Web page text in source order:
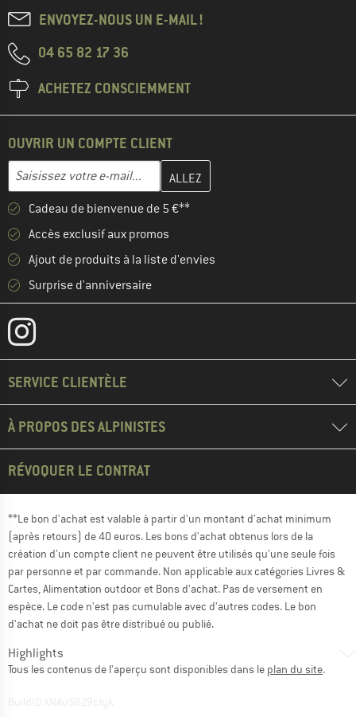
ENVOYEZ-NOUS UN E-MAIL !
04 65 82 17 36
ACHETEZ CONSCIEMMENT
OUVRIR UN COMPTE CLIENT
Adresse e-mail
Entrez votre adresse e-mail ici et créez votre compte client à la
Cadeau de bienvenue de 5 €**
Accès exclusif aux promos
Ajout de produits à la liste d'envies
Surprise d'anniversaire
SERVICE CLIENTÈLE
À PROPOS DES ALPINISTES
RÉVOQUER LE CONTRAT
**Le bon d'achat est valable à partir d'un montant d'achat minimum
(après retours) de 40 euros. Les bons d'achat obtenus lors de la
création d'un compte client ne peuvent être utilisés qu'une seule fois
par personne et par commande. Non applicable aux catégories Livres &
Cartes, Alimentation outdoor et Bons d'achat. Pas de versement en
espèce. Le code n'est pas cumulable avec d'autres codes. Le bon
d'achat ne doit pas être distribué ou publié.
Highlights
Tous les contenus de l'aperçu sont disponibles dans le plan du site.